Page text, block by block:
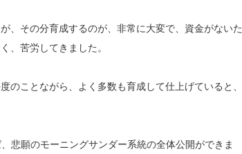
、その分育成するのが、非常に大変で、資金がないた
、苦労してきました。
のことながら、よく多数も育成して仕上げていると、
悲願のモーニングサンダー系統の全体公開ができま